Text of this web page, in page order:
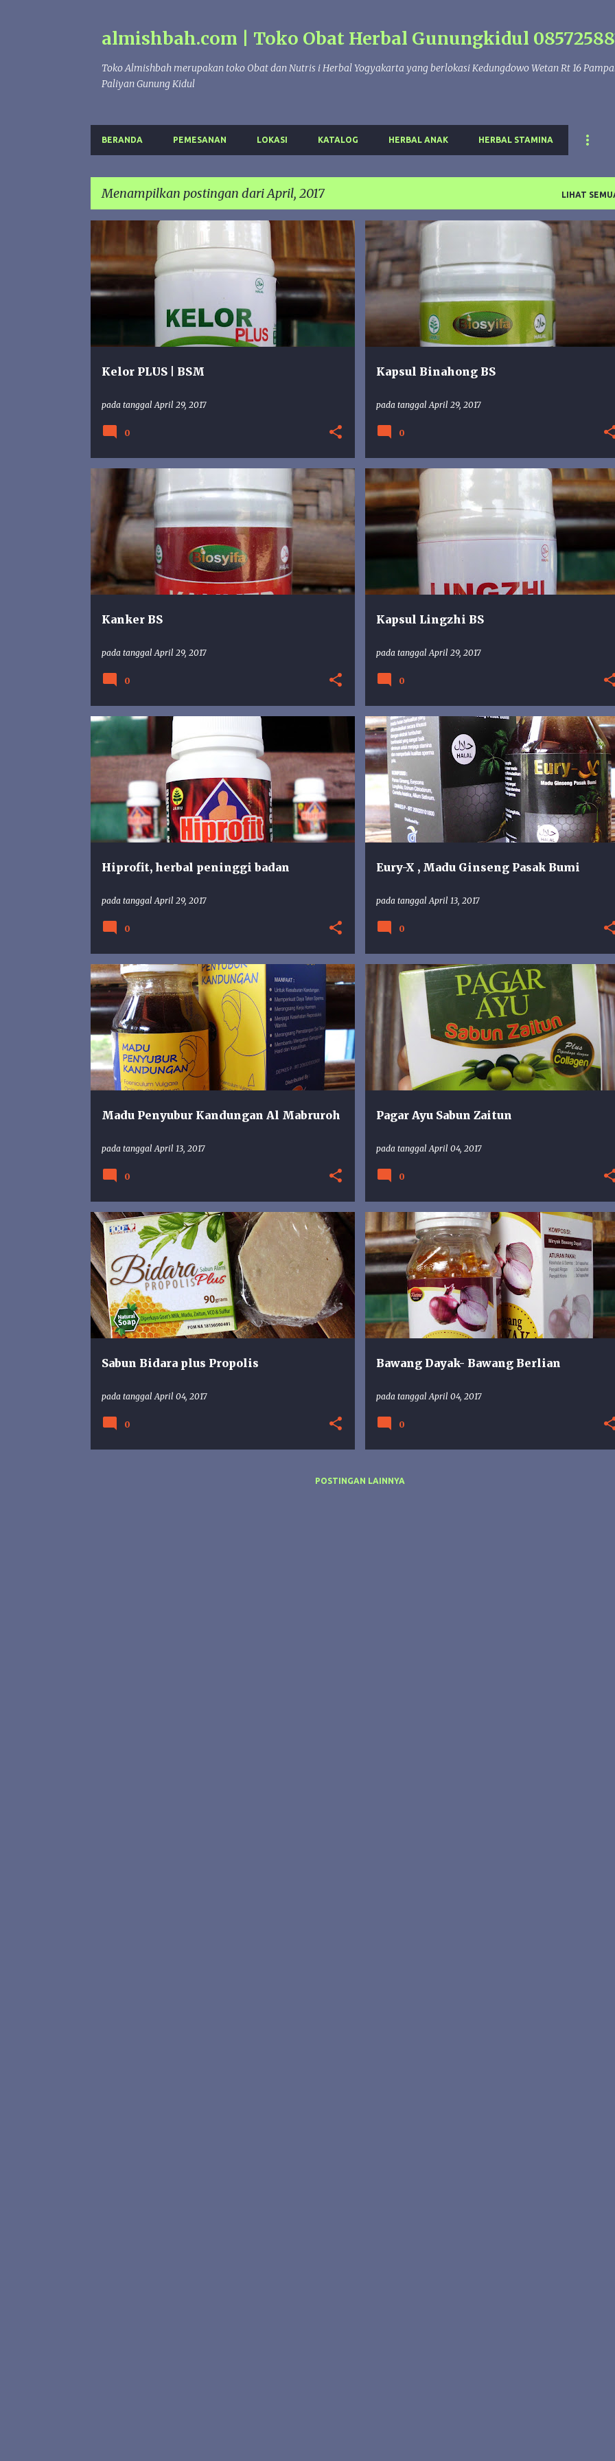
almishbah.com | Toko Obat Herbal Gunungkidul
Toko Almishbah merupakan toko Obat dan Nutris i Herbal Yogyakarta yang berlokasi Kedungdowo Wetan Rt 16
Paliyan Gunung Kidul
BERANDA PEMESANAN LOKASI KATALOG HERBAL ANAK HERBAL STAMINA
Menampilkan postingan dari April, 2017 LIHAT
s
t
i
Kelor PLUS | BSM
pada tanggalApril 29, 2017
DIABETES KELOR
0
Kapsul Binahong BS
pada tanggalApril 29, 2017
BINAHONG
0
Kanker BS
pada tanggalApril 29, 2017
HERBAL KANKER JOGJA HERBAL ONLINE SHOP
+
KANKER
0
Kapsul Lingzhi BS
pada tanggalApril 29, 2017
IMUNITAS
0
Hiprofit, herbal peninggi badan
pada tanggalApril 29, 2017
NS MADIUN NURUSY SYIFA
PENINGGI BADAN
0
Eury-X , Madu Ginseng Pasak Bumi
pada tanggalApril 13, 2017
AL MABRUROH MADU MADU HERBAL MADU PRIA
0
Madu Penyubur Kandungan Al Mabruroh
pada tanggalApril 13, 2017
AL MABRUROH KESUBURAN MADU
0
Pagar Ayu Sabun Zaitun
pada tanggalApril 04, 2017
COLLAGEN PAGAR AYU SABUN ZAITUN
0
Sabun Bidara plus Propolis
pada tanggalApril 04, 2017
BIDARA CV AN NAUFA KOSMETIK NATURAL SOAP
+
SABUN
0
Bawang Dayak- Bawang Berlian
pada tanggalApril 04, 2017
BAWANG BERLIAN BAWANG DAYAK KISTA MIOM
0
POSTINGAN LAINNYA